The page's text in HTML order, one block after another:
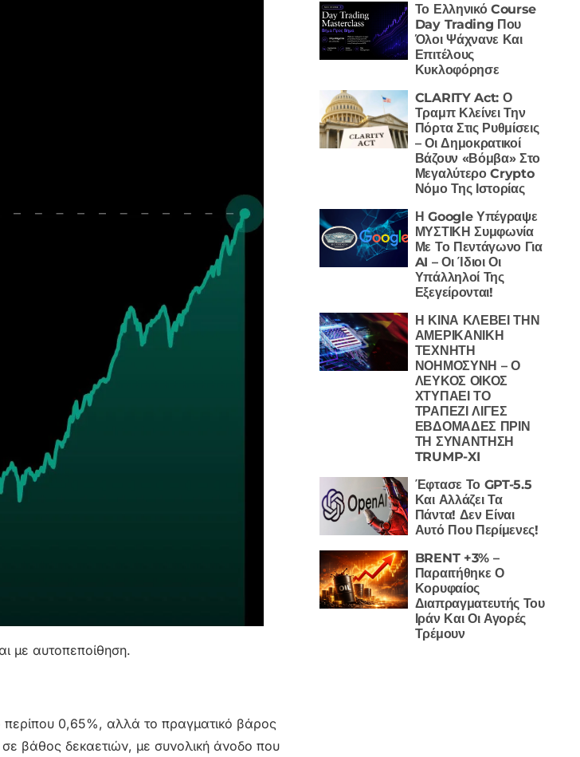
με αυτοπεποίθηση.
0,65%, αλλά το πραγματικό βάρος
βάθος δεκαετιών, με συνολική άνοδο που
Το Ελληνικό Course
Day Trading Που
Όλοι Ψάχνανε Και
Επιτέλους
Κυκλοφόρησε
CLARITY Act: Ο
Τραμπ Κλείνει Την
Πόρτα Στις Ρυθμίσεις
– Οι Δημοκρατικοί
Βάζουν «Βόμβα» Στο
Μεγαλύτερο Crypto
Νόμο Της Ιστορίας
Η Google Υπέγραψε
ΜΥΣΤΙΚΗ Συμφωνία
Με Το Πεντάγωνο Για
AI – Οι Ίδιοι Οι
Υπάλληλοί Της
Εξεγείρονται!
Η ΚΙΝΑ ΚΛΕΒΕΙ ΤΗΝ
ΑΜΕΡΙΚΑΝΙΚΗ
ΤΕΧΝΗΤΗ
ΝΟΗΜΟΣΥΝΗ – Ο
ΛΕΥΚΟΣ ΟΙΚΟΣ
ΧΤΥΠΑΕΙ ΤΟ
ΤΡΑΠΕΖΙ ΛΙΓΕΣ
ΕΒΔΟΜΑΔΕΣ ΠΡΙΝ
ΤΗ ΣΥΝΑΝΤΗΣΗ
TRUMP-XI
Έφτασε Το GPT-5.5
Και Αλλάζει Τα
Πάντα! Δεν Είναι
Αυτό Που Περίμενες!
BRENT +3% –
Παραιτήθηκε Ο
Κορυφαίος
Διαπραγματευτής Του
Ιράν Και Οι Αγορές
Τρέμουν